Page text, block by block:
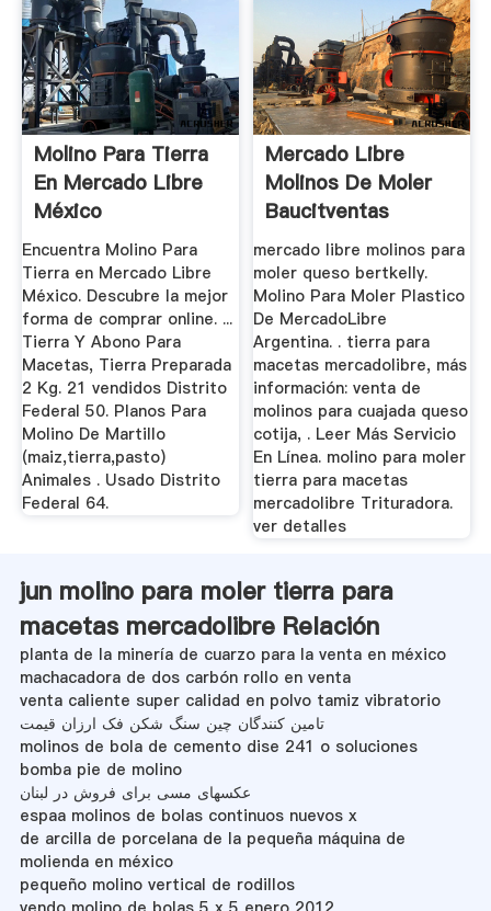
Molino Para Tierra
En Mercado Libre
México
Encuentra Molino Para
Tierra en Mercado Libre
México. Descubre la mejor
forma de comprar online. ...
Tierra Y Abono Para
Macetas, Tierra Preparada
2 Kg. 21 vendidos Distrito
Federal 50. Planos Para
Molino De Martillo
(maiz,tierra,pasto)
Animales . Usado Distrito
Federal 64.
Mercado Libre
Molinos De Moler
Baucitventas
mercado libre molinos para
moler queso bertkelly.
Molino Para Moler Plastico
De MercadoLibre
Argentina. . tierra para
macetas mercadolibre, más
información: venta de
molinos para cuajada queso
cotija, . Leer Más Servicio
En Línea. molino para moler
tierra para macetas
mercadolibre Trituradora.
ver detalles
jun molino para moler tierra para
macetas mercadolibre Relación
planta de la minería de cuarzo para la venta en méxico
machacadora de dos carbón rollo en venta
venta caliente super calidad en polvo tamiz vibratorio
تامین کنندگان چین سنگ شکن فک ارزان قیمت
molinos de bola de cemento dise 241 o soluciones
bomba pie de molino
عکسهای مسی برای فروش در لبنان
espaa molinos de bolas continuos nuevos x
de arcilla de porcelana de la pequeña máquina de
molienda en méxico
pequeño molino vertical de rodillos